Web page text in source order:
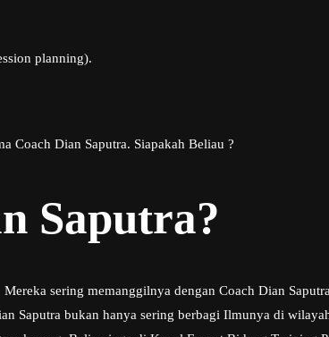
planning).
Coach Dian Saputra. Siapakah Beliau ?
Saputra?
sering memanggilnya dengan Coach Dian
Saputra bukan hanya sering berbagi Ilmunya di